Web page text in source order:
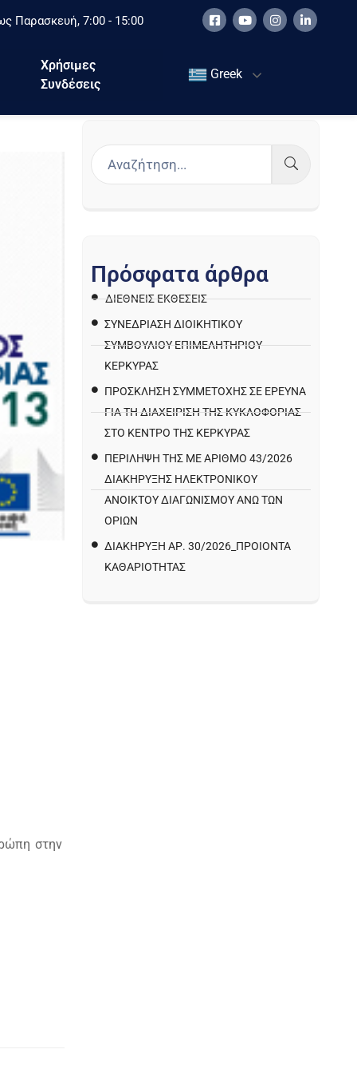
Παρασκευή, 7:00 - 15:00
Χρήσιμες
Συνδέσεις
Greek
στην
Πρόσφατα άρθρα
ΔΙΕΘΝΕΙΣ ΕΚΘΕΣΕΙΣ
ΣΥΝΕΔΡΙΑΣΗ ΔΙΟΙΚΗΤΙΚΟΥ
ΣΥΜΒΟΥΛΙΟΥ ΕΠΙΜΕΛΗΤΗΡΙΟΥ
ΚΕΡΚΥΡΑΣ
ΠΡΌΣΚΛΗΣΗ ΣΥΜΜΕΤΟΧΉΣ ΣΕ ΈΡΕΥΝΑ
ΓΙΑ ΤΗ ΔΙΑΧΕΊΡΙΣΗ ΤΗΣ ΚΥΚΛΟΦΟΡΊΑΣ
ΣΤΟ ΚΈΝΤΡΟ ΤΗΣ ΚΈΡΚΥΡΑΣ
ΠΕΡΙΛΗΨΗ ΤΗΣ ΜΕ ΑΡΙΘΜΟ 43/2026
ΔΙΑΚΗΡΥΞΗΣ ΗΛΕΚΤΡΟΝΙΚΟΥ
ΑΝΟΙΚΤΟΥ ΔΙΑΓΩΝΙΣΜΟΥ ΑΝΩ ΤΩΝ
ΟΡΙΩΝ
ΔΙΑΚΉΡΥΞΗ ΑΡ. 30/2026_ΠΡΟΙΌΝΤΑ
ΚΑΘΑΡΙΌΤΗΤΑΣ